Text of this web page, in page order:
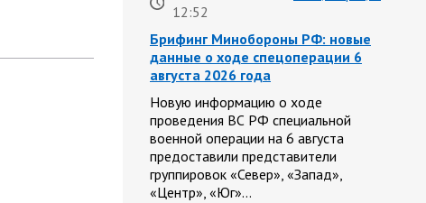
12:52
Брифинг Минобороны РФ: новые
данные о ходе спецоперации 6
августа 2026 года
Новую информацию о ходе
проведения ВС РФ специальной
военной операции на 6 августа
предоставили представители
группировок «Север», «Запад»,
«Центр», «Юг»…